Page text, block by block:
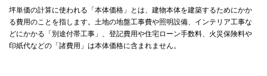
坪単価の計算に使われる「本体価格」とは、建物本体を建築するためにかか
る費用のことを指します。土地の地盤工事費や照明設備、インテリア工事な
どにかかる「別途付帯工事」、登記費用や住宅ローン手数料、火災保険料や
印紙代などの「諸費用」は本体価格に含まれません。